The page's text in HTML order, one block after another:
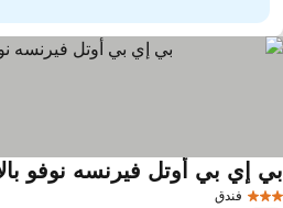
فندق
إي بي أوتل فيرنسه نوفو